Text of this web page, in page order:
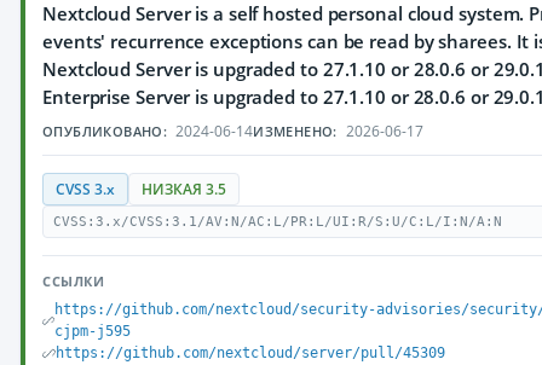
Nextcloud Server is a self hosted personal cloud system.
events' recurrence exceptions can be read by sharees.
Nextcloud Server is upgraded to 27.1.10 or 28.0.6 or
Enterprise Server is upgraded to 27.1.10 or 28.0.6 or
ОПУБЛИКОВАНО: 2024-06-14ИЗМЕНЕНО: 2026-06-17
CVSS 3.x НИЗКАЯ 3.5
CVSS:3.x/CVSS:3.1/AV:N/AC:L/PR:L/UI:R/S:U/C:L/I:N/A:N
ССЫЛКИ
https://github.com/nextcloud/security-advisories/security/
cjpm-j595
https://github.com/nextcloud/server/pull/45309